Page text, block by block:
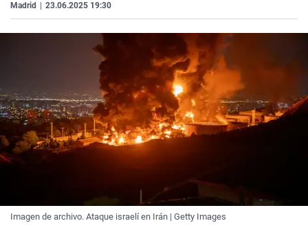
Madrid 23.06.2025 19:30
Imagen de archivo. Ataque israelí en Irán | Getty Images